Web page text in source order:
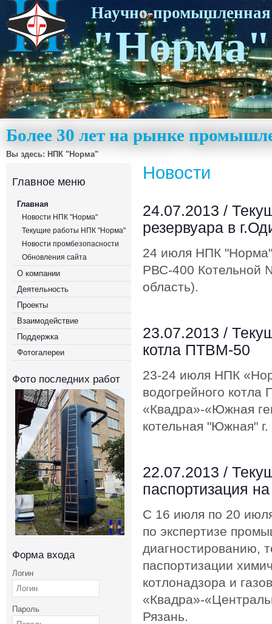
Научно-
"Норма"
Более 30 лет на рынке
Вы здесь: НПК "Норма"
Главное меню
Главная
Новости НПК "Норма"
Текущие работы НПК "Норма"
Новости промбезопасности
Обновления сайта
О компании
Деятельность
Проекты
Взаимодействие
Поддержка
Фотогалереи
Фото последних работ
Форма входа
Логин
Пароль
Новости
24.07.2013 /
резервуара в
24 июля НПК
РВС-400 Котельной
область).
23.07.2013 /
котла ПТВМ-50
23-24 июля НПК
водогрейного
«Квадра»-«Южная
котельная "Южная"
22.07.2013 /
паспортизация
С 16 июля по 20
по экспертизе
диагностированию,
паспортизации
котлонадзора и
«Квадра»-
Рязань.